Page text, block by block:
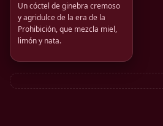
Un cóctel de ginebra cremoso
y agridulce de la era de la
Prohibición, que mezcla miel,
limón y nata.